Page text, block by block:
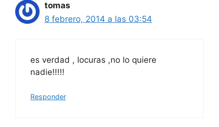
tomas
8 febrero, 2014 a las 03:54
es verdad , locuras ,no lo quiere
nadie!!!!!
Responder